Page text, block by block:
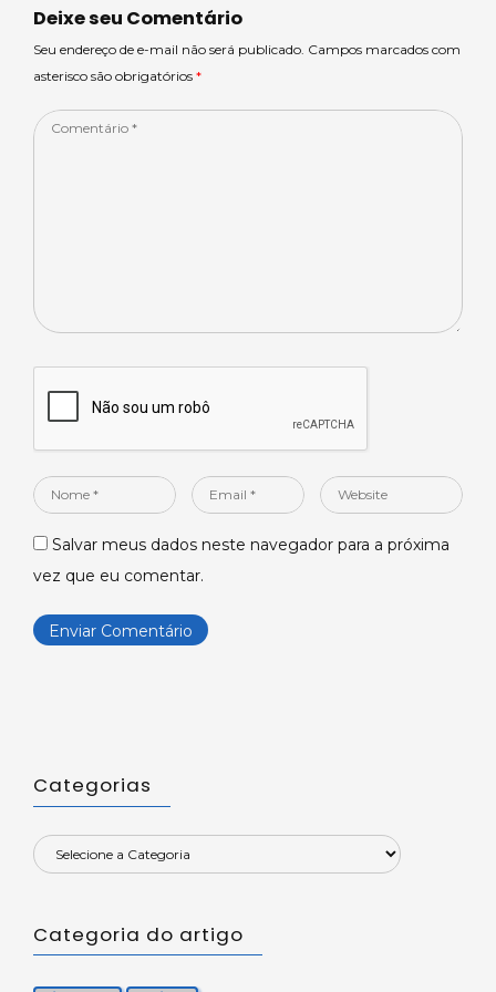
p
p
o
o
k
n
Deixe seu Comentário
Seu endereço de e-mail não será publicado. Campos marcados com
asterisco são obrigatórios *
Comentário
Nome
Email
Website
Salvar meus dados neste navegador para a próxima
vez que eu comentar.
Categorias
Categoria do artigo